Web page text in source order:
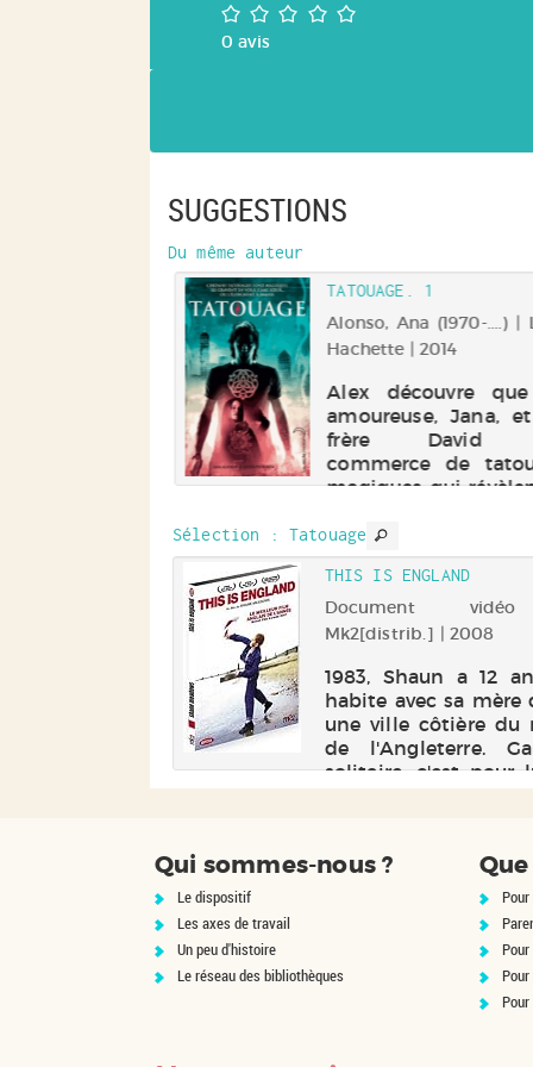
/5
0avis
SUGGESTIONS
Du même auteur
TATOUAGE. 1
Alonso, Ana (1970-....) |
Hachette | 2014
Alex découvre
amoureuse, Jana,
frère David
commerce de
magiques qui
biais, il prend
qu'il est un
d'une ancienne
qu'un ennemi
Sélection : Tatouage
THIS IS ENGLAND
Document
Mk2[distrib.] | 2008
1983, Shaun a 12
habite avec sa mère
une ville côtière du
de l'Angleterre.
solitaire, c'est pour
début des vacances
locaux. Avec eux,
magique
Explore la
ouverte entre
Qui sommes-nous ?
Le dispositif
Les axes de travail
Un peu d'histoire
Le réseau des bibliothèques